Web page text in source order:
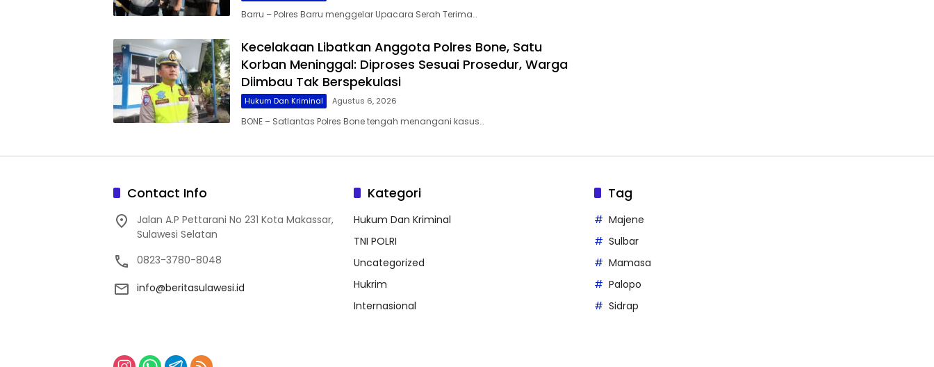
Barru – Polres Barru menggelar Upacara Serah Terima…
Kecelakaan Libatkan Anggota Polres Bone, Satu
Korban Meninggal: Diproses Sesuai Prosedur, Warga
Diimbau Tak Berspekulasi
Hukum Dan Kriminal Agustus 6, 2026
BONE – Satlantas Polres Bone tengah menangani kasus…
Contact Info
Jalan A.P Pettarani No 231 Kota Makassar,
Sulawesi Selatan
0823-3780-8048
info@beritasulawesi.id
Kategori
Hukum Dan Kriminal
TNI POLRI
Uncategorized
Hukrim
Internasional
Tag
Majene
Sulbar
Mamasa
Palopo
Sidrap